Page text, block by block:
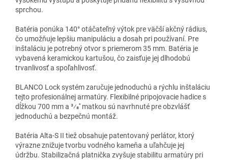
sprchou.
Batéria ponúka 140° otáčateľný výtok pre väčší akčný rádius,
čo umožňuje lepšiu manipuláciu a dosah pri používaní. Pre
inštaláciu je potrebný otvor s priemerom35 mm. Batéria je
vybavená keramickou kartušou, čo zaisťuje jej dlhodobú
trvanlivosť a spoľahlivosť.
BLANCO Lock systém zaručuje jednoduchú a rýchlu inštaláciu
tejto profesionálnej armatúry. Flexibilné pripojovacie hadice s
dĺžkou 700 mm a 3⁄8'' matkou sú navrhnuté pre obzvlášť
jednoduchú a bezpečnú montáž.
Batéria Alta-S II tiež obsahuje patentovaný perlátor, ktorý
výrazne znižuje tvorbu vodného kameňa a uľahčuje jej
údržbu. Stabilizačná platnička zvyšuje stabilitu armatúry pri